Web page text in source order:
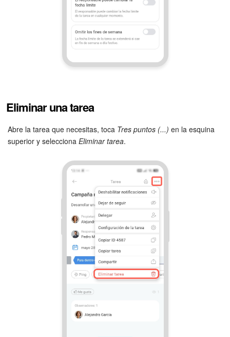
Eliminar una tarea
Abre la tarea que necesitas, toca Tres puntos (...) en la esquina
superior y selecciona Eliminar tarea.